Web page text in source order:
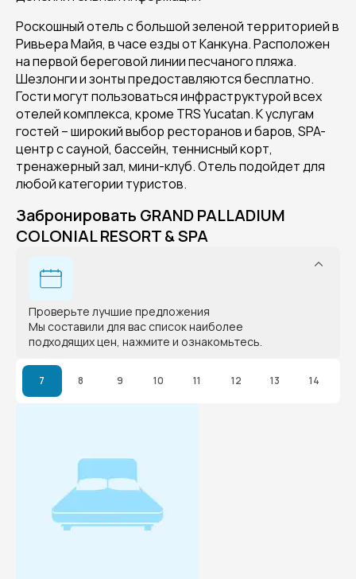
Роскошный отель с большой зеленой территорией в
Ривьера Майя, в часе езды от Канкуна. Расположен
на первой береговой линии песчаного пляжа.
Шезлонги и зонты предоставляются бесплатно.
Гости могут пользоваться инфраструктурой всех
отелей комплекса, кроме TRS Yucatan. К услугам
гостей – широкий выбор ресторанов и баров, SPA-
центр с сауной, бассейн, теннисный корт,
тренажерный зал, мини-клуб. Отель подойдет для
любой категории туристов.
Забронировать GRAND PALLADIUM
COLONIAL RESORT & SPA
Проверьте лучшие предложения
Мы составили для вас список наиболее
подходящих цен, нажмите и ознакомьтесь.
7 8 9 10 11 12 13 14